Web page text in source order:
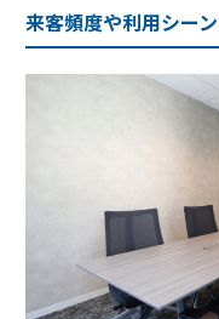
来客頻度や利用シー